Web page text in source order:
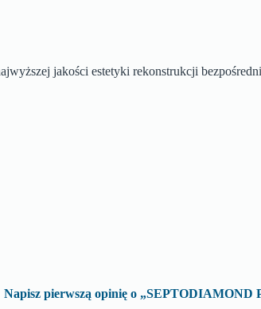
jakości estetyki rekonstrukcji
Napisz pierwszą opinię o „SEPTODIAMOND